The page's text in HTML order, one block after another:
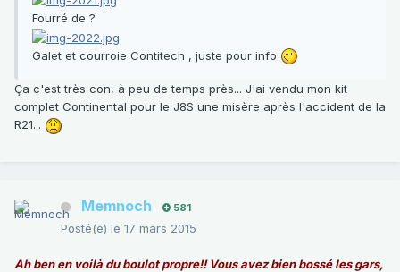
Fourré de ?
Galet et courroie Contitech , juste pour info
Ça c'est très con, à peu de temps près... J'ai vendu mon kit
complet Continental pour le J8S une misère après l'accident de la
R21...
Memnoch 581
Posté(e) le 17 mars 2015
Ah ben en voilà du boulot propre!! Vous avez bien bossé les gars,